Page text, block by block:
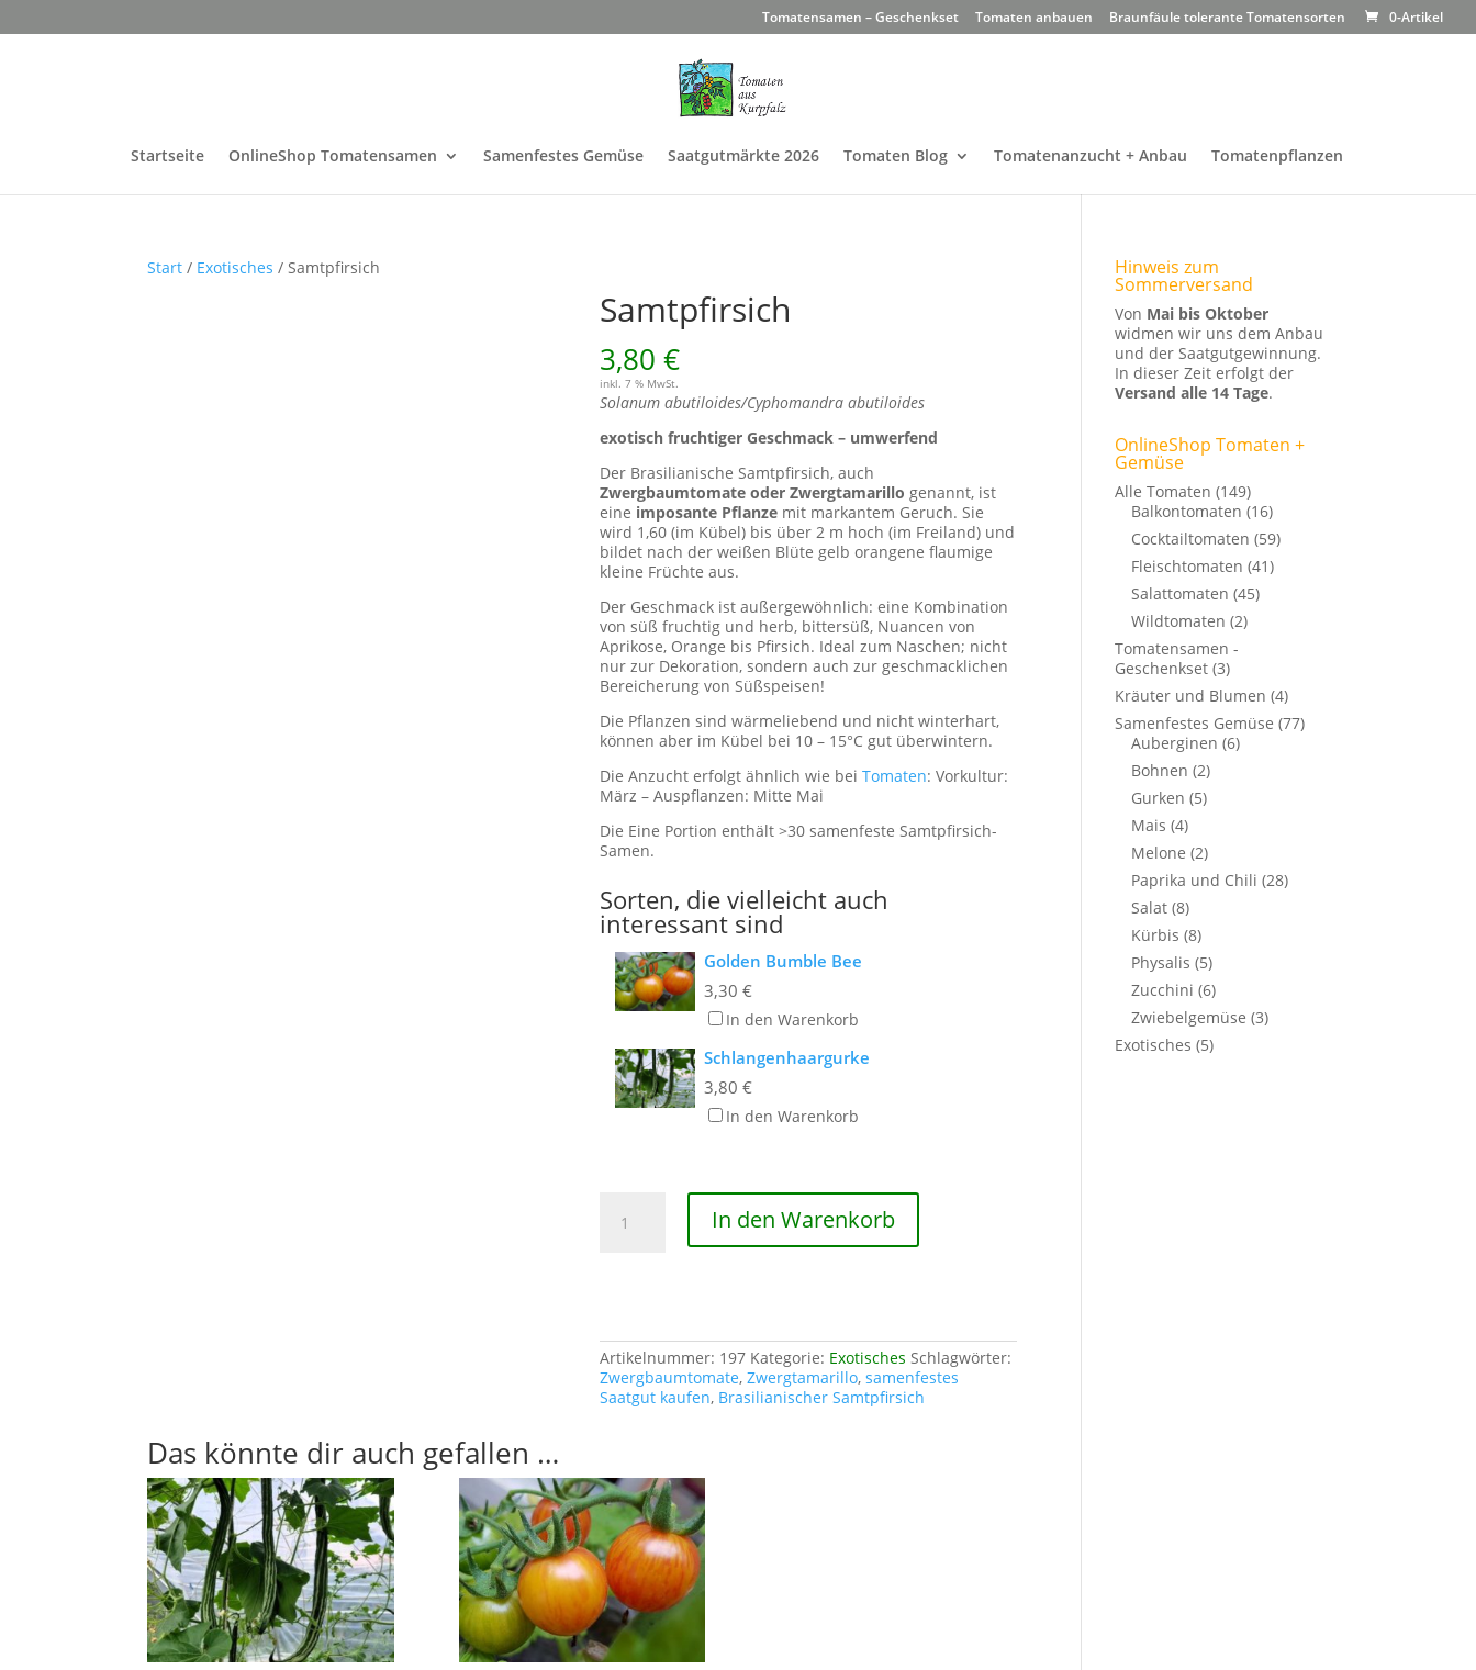
Tomatensamen – Geschenkset Tomaten anbauen Braunfäule tolerante Tomatensorten 0-Artikel
Startseite OnlineShop Tomatensamen Samenfestes Gemüse Saatgutmärkte 2026 Tomaten Blog Tomatenanzucht + Anbau Tomatenpflanzen
Start / Exotisches / Samtpfirsich
Samtpfirsich
3,80€
inkl. 7 % MwSt.
Solanum abutiloides/Cyphomandra abutiloides
exotisch fruchtiger Geschmack – umwerfend
Der Brasilianische Samtpfirsich, auch
Zwergbaumtomate oder Zwergtamarillo genannt, ist
eine imposante Pflanze mit markantem Geruch. Sie
wird 1,60 (im Kübel) bis über 2 m hoch (im Freiland) und
bildet nach der weißen Blüte gelb orangene flaumige
kleine Früchte aus.
Der Geschmack ist außergewöhnlich: eine Kombination
von süß fruchtig und herb, bittersüß, Nuancen von
Aprikose, Orange bis Pfirsich. Ideal zum Naschen; nicht
nur zur Dekoration, sondern auch zur geschmacklichen
Bereicherung von Süßspeisen!
Die Pflanzen sind wärmeliebend und nicht winterhart,
können aber im Kübel bei 10 – 15°C gut überwintern.
Die Anzucht erfolgt ähnlich wie beiTomaten: Vorkultur:
März – Auspflanzen: Mitte Mai
Die Eine Portion enthält >30 samenfeste Samtpfirsich-
Samen.
Sorten, die vielleicht auch
interessant sind
Golden Bumble Bee
3,30€
In den Warenkorb
Schlangenhaargurke
3,80€
In den Warenkorb
Samtpfirsich
Menge
In den Warenkorb
Artikelnummer: 197 Kategorie: Exotisches Schlagwörter:
Zwergbaumtomate,Zwergtamarillo,samenfestes
Saatgut kaufen, Brasilianischer Samtpfirsich
Das könnte dir auch gefallen …
Hinweis zum
Sommerversand
Von Mai bis Oktober
widmen wir uns dem Anbau
und der Saatgutgewinnung.
In dieser Zeit erfolgt der
Versand alle 14 Tage.
OnlineShop Tomaten +
Gemüse
Alle Tomaten (149)
Balkontomaten (16)
Cocktailtomaten (59)
Fleischtomaten (41)
Salattomaten (45)
Wildtomaten (2)
Tomatensamen -
Geschenkset (3)
Kräuter und Blumen (4)
Samenfestes Gemüse (77)
Auberginen (6)
Bohnen (2)
Gurken (5)
Mais (4)
Melone (2)
Paprika und Chili (28)
Salat (8)
Kürbis (8)
Physalis (5)
Zucchini (6)
Zwiebelgemüse (3)
Exotisches (5)